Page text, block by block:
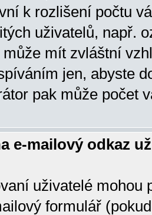
k rozlišení počtu
uživatelů, např.
mít zvláštní
jen, abyste
pak může počet
e-mailový odkaz
uživatelé mohou
formulář